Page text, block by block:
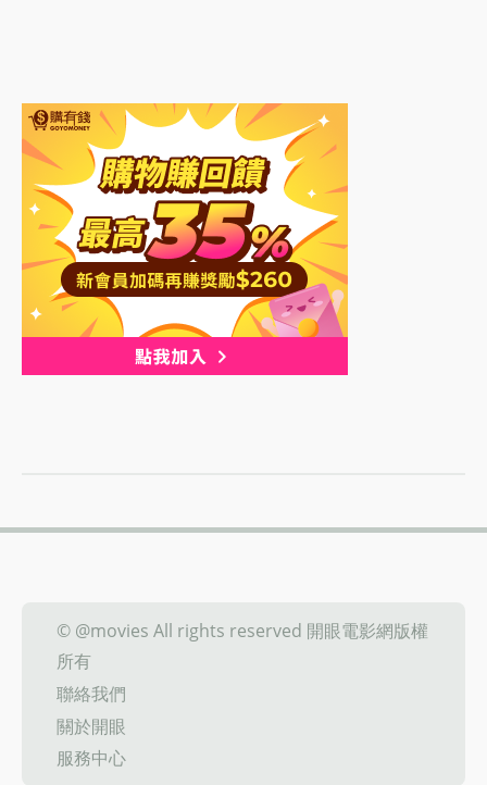
© @movies All rights reserved 開眼電影網版權
所有
聯絡我們
關於開眼
服務中心